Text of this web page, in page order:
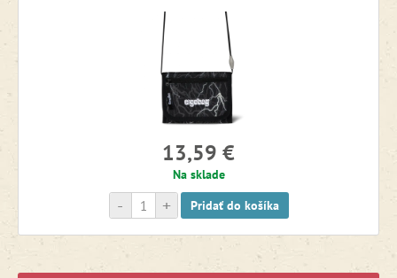
13,59 €
Na sklade
+
- Pridať do košíka